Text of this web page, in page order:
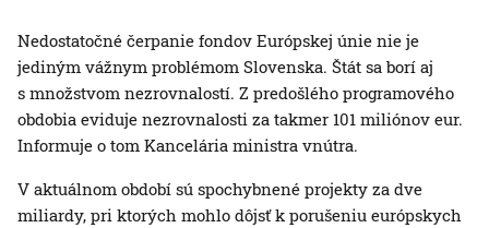
Nedostatočné čerpanie fondov Európskej únie nie je
jediným vážnym problémom Slovenska. Štát sa borí aj
s množstvom nezrovnalostí. Z predošlého programového
obdobia eviduje nezrovnalosti za takmer 101 miliónov eur.
Informuje o tom Kancelária ministra vnútra.
V aktuálnom období sú spochybnené projekty za dve
miliardy, pri ktorých mohlo dôjsť k porušeniu európskych